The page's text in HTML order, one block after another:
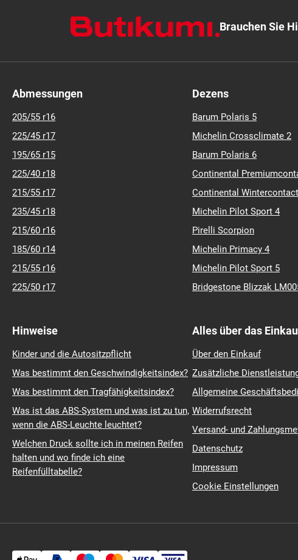
Brauchen Sie
Abmessungen
205/55 r16
225/45 r17
195/65 r15
225/40 r18
215/55 r17
235/45 r18
215/60 r16
185/60 r14
215/55 r16
225/50 r17
Dezens
Barum Polaris 5
Michelin Crossclimate 2
Barum Polaris 6
Continental
Continental
Michelin Pilot Sport 4
Pirelli Scorpion
Michelin Primacy 4
Michelin Pilot Sport 5
Bridgestone Blizzak
Hinweise
Kinder und die Autositzpflicht
Was bestimmt den Geschwindigkeitsindex?
Was bestimmt den Tragfähigkeitsindex?
Was ist das ABS-System und was ist zu tun,
wenn die ABS-Leuchte leuchtet?
Welchen Druck sollte ich in meinen Reifen
halten und wo finde ich eine
Reifenfülltabelle?
Alles über das
Über den Einkauf
Zusätzliche
Allgemeine
Widerrufsrecht
Versand- und
Datenschutz
Impressum
Cookie Einstellungen